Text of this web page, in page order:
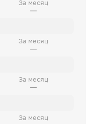
За месяц
—
За месяц
—
За месяц
—
За месяц